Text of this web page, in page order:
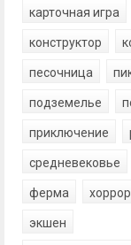
карточная игра
конструктор
песочница
подземелье
приключение
средневековье
ферма хоррор
экшен